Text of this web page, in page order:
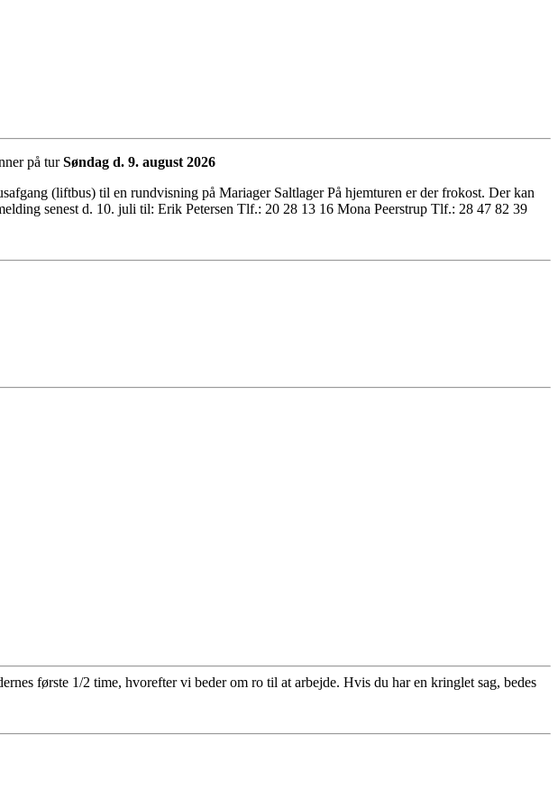
på turSøndag d. 9. august 2026
(liftbus) til en rundvisning på Mariager Saltlager På hjemturen er der frokost. Der kan
senest d. 10. juli til: Erik Petersen Tlf.: 20 28 13 16 Mona Peerstrup Tlf.: 28 47 82 39
første 1/2 time, hvorefter vi beder om ro til at arbejde. Hvis du har en kringlet sag, bedes